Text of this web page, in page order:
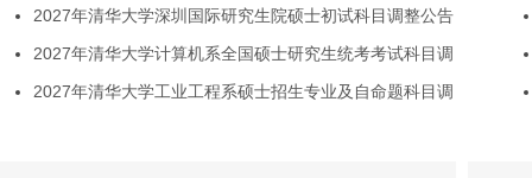
2027年清华大学深圳国际研究生院硕士初试科目调整公告
2027年清华大学计算机系全国硕士研究生统考考试科目调
2027年清华大学工业工程系硕士招生专业及自命题科目调